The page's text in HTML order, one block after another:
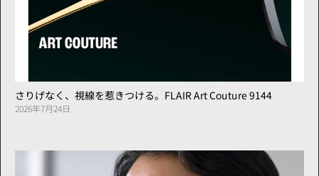
さりげなく、視線を惹きつける。FLAIR Art Couture 9144
2026年7月24日